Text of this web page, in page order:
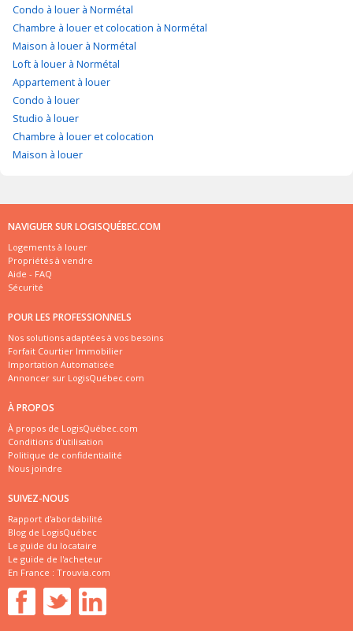
Condo à louer à Normétal
Chambre à louer et colocation à Normétal
Maison à louer à Normétal
Loft à louer à Normétal
Appartement à louer
Condo à louer
Studio à louer
Chambre à louer et colocation
Maison à louer
NAVIGUER SUR LOGISQUÉBEC.COM
Logements à louer
Propriétés à vendre
Aide - FAQ
Sécurité
POUR LES PROFESSIONNELS
Nos solutions adaptées à vos besoins
Forfait Courtier Immobilier
Importation Automatisée
Annoncer sur LogisQuébec.com
À PROPOS
À propos de LogisQuébec.com
Conditions d'utilisation
Politique de confidentialité
Nous joindre
SUIVEZ-NOUS
Rapport d'abordabilité
Blog de LogisQuébec
Le guide du locataire
Le guide de l'acheteur
En France : Trouvia.com